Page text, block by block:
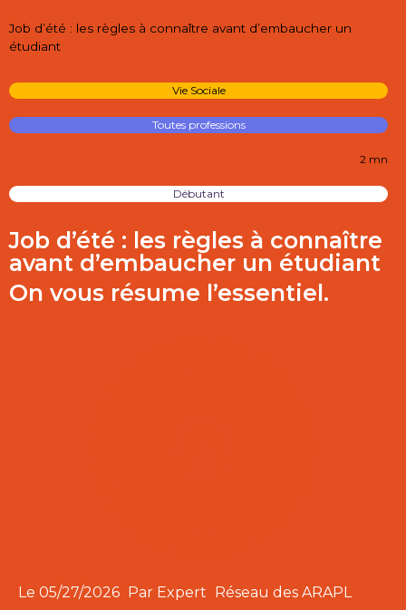
Job d’été : les règles à connaître avant d’embaucher un
étudiant
Vie Sociale
Toutes professions
2 mn
Débutant
Job d’été : les règles à connaître
avant d’embaucher un étudiant
On vous résume l’essentiel.
Le 05/27/2026 Par Expert Réseau des ARAPL